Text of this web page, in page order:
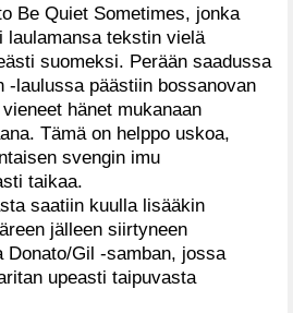
Be Quiet Sometimes, jonka
laulamansa tekstin vielä
suomeksi. Perään saadussa
-laulussa päästiin bossanovan
hänet mukanaan
Tämä on helppo uskoa,
svengin imu
taikaa.
saatiin kuulla lisääkin
jälleen siirtyneen
Gil -samban, jossa
upeasti taipuvasta